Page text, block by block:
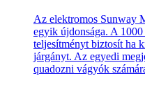
Az elektromos Sunway
egyik újdonsága. A
teljesítményt biztosít ha
járgányt. Az egyedi
quadozni vágyók